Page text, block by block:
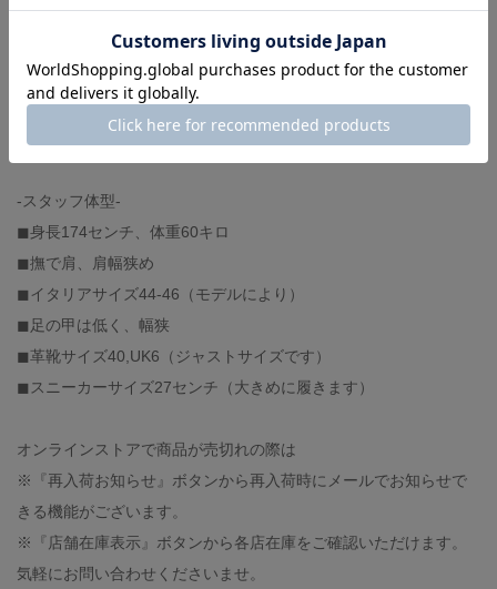
t-shirt : GOD BLESS YOU（着用サイズ L）
pants : NEEDLES（着用サイズ XS）
shoes : NIKE（着用サイズ 27）
bag : RAMIDUS
-スタッフ体型-
◼︎身長174センチ、体重60キロ
◼︎撫で肩、肩幅狭め
◼︎イタリアサイズ44-46（モデルにより）
◼︎足の甲は低く、幅狭
◼︎革靴サイズ40,UK6（ジャストサイズです）
◼︎スニーカーサイズ27センチ（大きめに履きます）
オンラインストアで商品が売切れの際は
※『再入荷お知らせ』ボタンから再入荷時にメールでお知らせで
きる機能がございます。
※『店舗在庫表示』ボタンから各店在庫をご確認いただけます。
気軽にお問い合わせくださいませ。